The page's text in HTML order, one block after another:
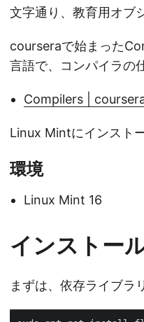
文字通り、教育用オブ
courseraで始まった
言語で、コンパイラの
Compilers |
Linux Mintにインスト
環境
Linux Mint 16
インストー
まずは、依存ライブラ